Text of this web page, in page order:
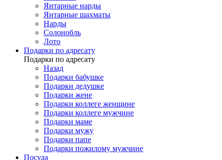
Янтарные нарды
Янтарные шахматы
Нарды
Солонобль
Лото
Подарки по адресату
Подарки по адресату
Назад
Подарки бабушке
Подарки дедушке
Подарки жене
Подарки коллеге женщине
Подарки коллеге мужчине
Подарки маме
Подарки мужу
Подарки папе
Подарки пожилому мужчине
Посуда